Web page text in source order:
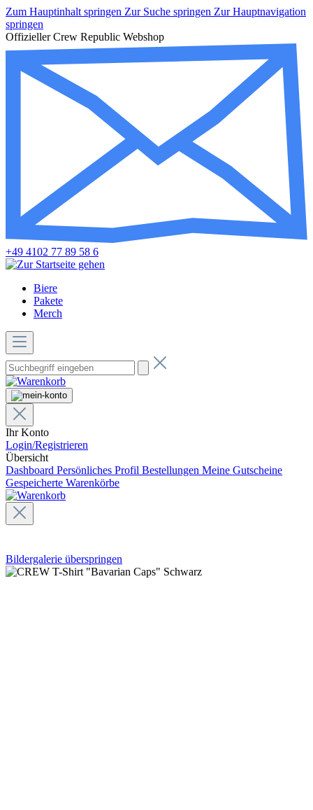
Zum Hauptinhalt springen Zur Suche springen Zur Hauptnavigation
springen
Offizieller Crew Republic Webshop
+49 4102 77 89 58 6
Biere
Pakete
Merch
Ihr Konto
Login/Registrieren
Übersicht
Dashboard Persönliches Profil Bestellungen Meine Gutscheine
Gespeicherte Warenkörbe
Bildergalerie überspringen